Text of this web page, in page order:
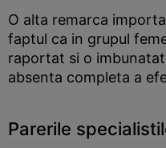
O alta remarca
faptul ca in grupul
raportat si o
absenta completa a
Parerile